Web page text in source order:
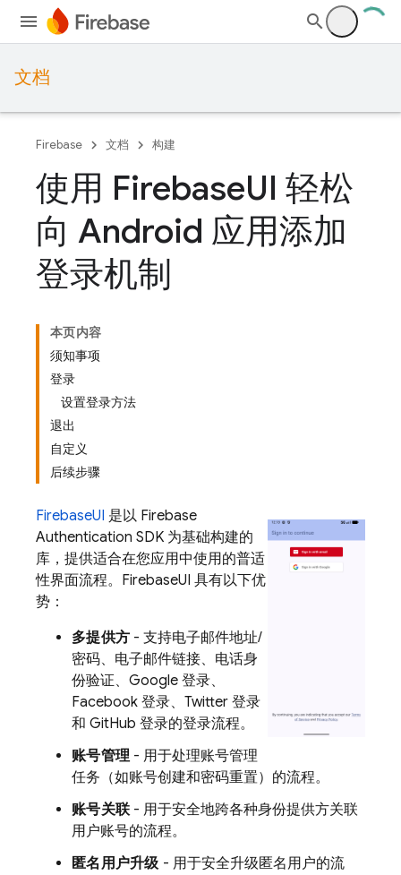
文档
Firebase 文档 构建
使用 FirebaseUI 轻松
向 Android 应用添加
登录机制
本页内容
须知事项
登录
设置登录方法
退出
自定义
后续步骤
FirebaseUI 是以 Firebase
Authentication SDK 为基础构建的
库，提供适合在您应用中使用的普适
性界面流程。FirebaseUI 具有以下优
势：
多提供方 - 支持电子邮件地址/
密码、电子邮件链接、电话身
份验证、Google 登录、
Facebook 登录、Twitter 登录
和 GitHub 登录的登录流程。
账号管理- 用于处理账号管理
任务（如账号创建和密码重置）的流程。
账号关联- 用于安全地跨各种身份提供方关联
用户账号的流程。
匿名用户升级- 用于安全升级匿名用户的流